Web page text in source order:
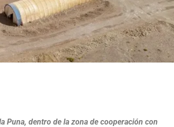
Puna, dentro de la zona de cooperación con